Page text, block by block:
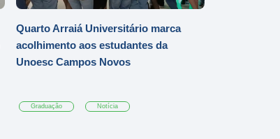
Quarto Arraiá Universitário marca
acolhimento aos estudantes da
Unoesc Campos Novos
Graduação Notícia